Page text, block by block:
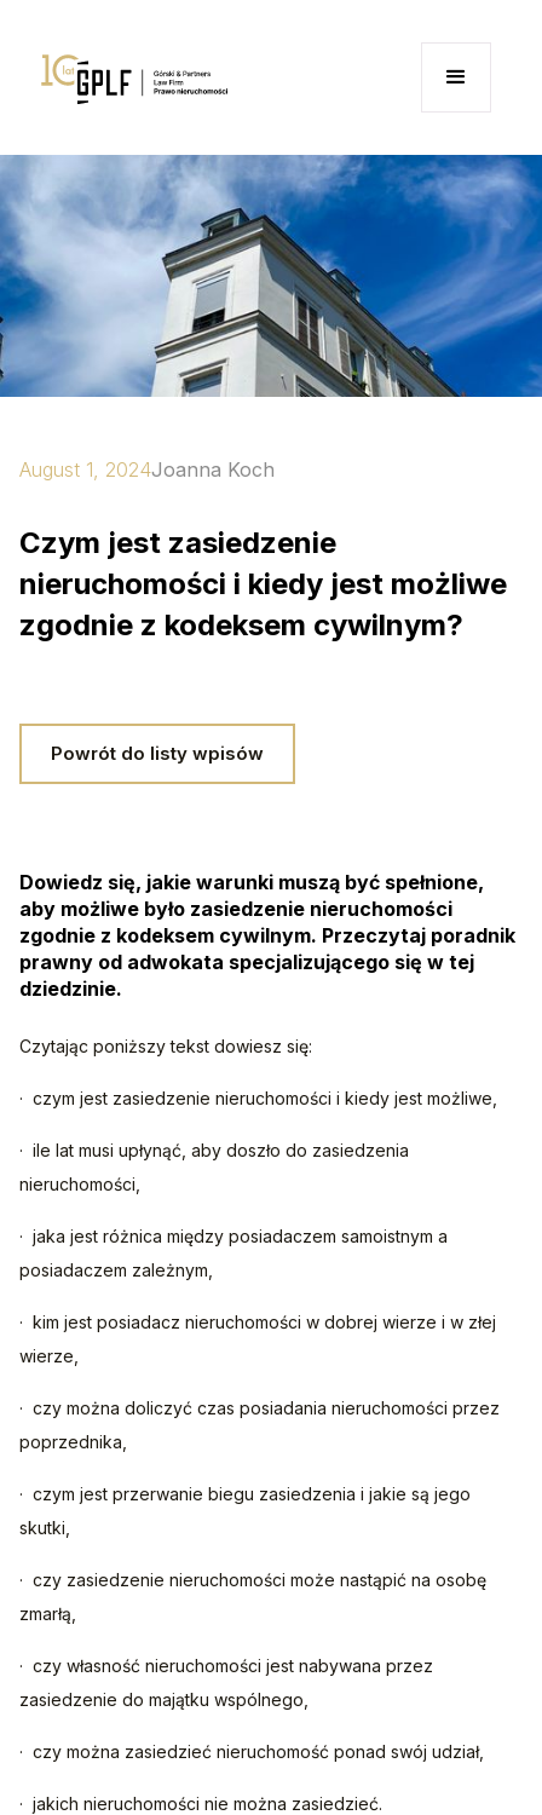
August 1, 2024Joanna Koch
Czym jest zasiedzenie
nieruchomości i kiedy jest możliwe
zgodnie z kodeksem cywilnym?
Powrót do listy wpisów
Dowiedz się, jakie warunki muszą być spełnione,
aby możliwe było zasiedzenie nieruchomości
zgodnie z kodeksem cywilnym. Przeczytaj poradnik
prawny od adwokata specjalizującego się w tej
dziedzinie.
Czytając poniższy tekst dowiesz się:
·  czym jest zasiedzenie nieruchomości i kiedy jest możliwe,
·  ile lat musi upłynąć, aby doszło do zasiedzenia
nieruchomości,
·  jaka jest różnica między posiadaczem samoistnym a
posiadaczem zależnym,
·  kim jest posiadacz nieruchomości w dobrej wierze i w złej
wierze,
·  czy można doliczyć czas posiadania nieruchomości przez
poprzednika,
·  czym jest przerwanie biegu zasiedzenia i jakie są jego
skutki,
·  czy zasiedzenie nieruchomości może nastąpić na osobę
zmarłą,
·  czy własność nieruchomości jest nabywana przez
zasiedzenie do majątku wspólnego,
·  czy można zasiedzieć nieruchomość ponad swój udział,
·  jakich nieruchomości nie można zasiedzieć.